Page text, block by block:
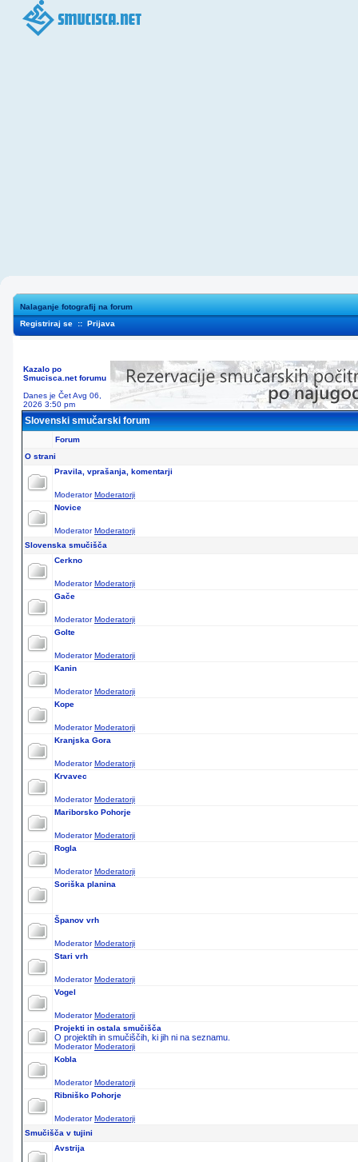
Nalaganje fotografij na forum
Registriraj se :: Prijava
Kazalo po
Smucisca.net forumu
Danes je Čet Avg 06,
2026 3:50 pm
Slovenski smučarski forum
Forum
O strani
Pravila, vprašanja, komentarji
ModeratorModeratorji
Novice
ModeratorModeratorji
Slovenska smučišča
Cerkno
ModeratorModeratorji
Gače
ModeratorModeratorji
Golte
ModeratorModeratorji
Kanin
ModeratorModeratorji
Kope
ModeratorModeratorji
Kranjska Gora
ModeratorModeratorji
Krvavec
ModeratorModeratorji
Mariborsko Pohorje
ModeratorModeratorji
Rogla
ModeratorModeratorji
Soriška planina
Španov vrh
ModeratorModeratorji
Stari vrh
ModeratorModeratorji
Vogel
ModeratorModeratorji
Projekti in ostala smučišča
O projektih in smučiščih, ki jih ni na seznamu.
ModeratorModeratorji
Kobla
ModeratorModeratorji
Ribniško Pohorje
ModeratorModeratorji
Smučišča v tujini
Avstrija